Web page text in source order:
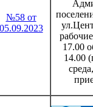
№58 от
05.09.2023
17.00
14.00